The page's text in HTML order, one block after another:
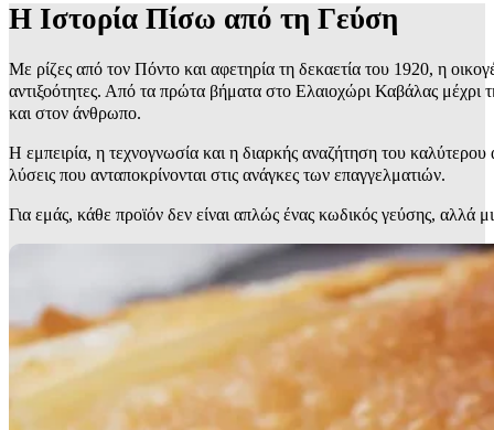
Η Ιστορία Πίσω από τη Γεύση
Με ρίζες από τον Πόντο και αφετηρία τη δεκαετία του 1920, η
αντιξοότητες. Από τα πρώτα βήματα στο Ελαιοχώρι Καβάλας μέχρι
και στον άνθρωπο.
Η εμπειρία, η τεχνογνωσία και η διαρκής αναζήτηση του
λύσεις που ανταποκρίνονται στις ανάγκες των επαγγελματιών.
Για εμάς, κάθε προϊόν δεν είναι απλώς ένας κωδικός γεύσης, αλλά